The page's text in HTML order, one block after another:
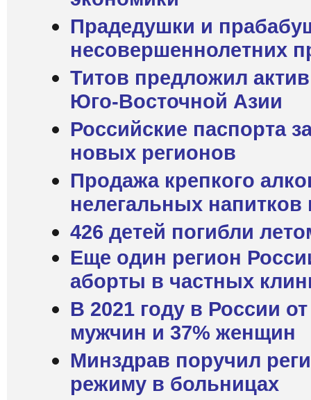
Прадедушки и
несовершеннолетних
Титов предложил
Юго-Восточной Азии
Российские паспорта
новых регионов
Продажа крепкого
нелегальных напитков
426 детей погибли
Еще один регион
аборты в частных
В 2021 году в России
мужчин и 37% женщин
Минздрав поручил
режиму в больницах